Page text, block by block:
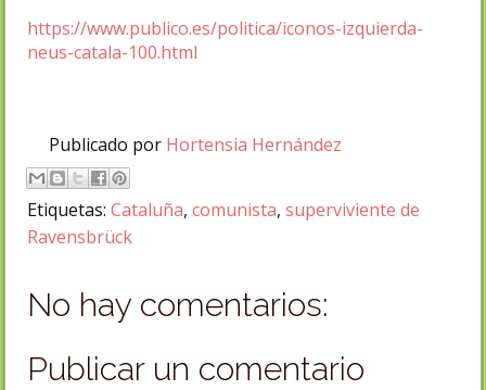
https://www.publico.es/politica/iconos-izquierda-
neus-catala-100.html
Publicado por Hortensia Hernández
Etiquetas: Cataluña, comunista, superviviente de
Ravensbrück
No hay comentarios:
Publicar un comentario